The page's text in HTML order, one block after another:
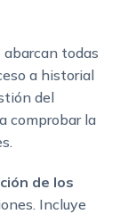
abarcan todas
a historial
del
comprobar la
de los
Incluye